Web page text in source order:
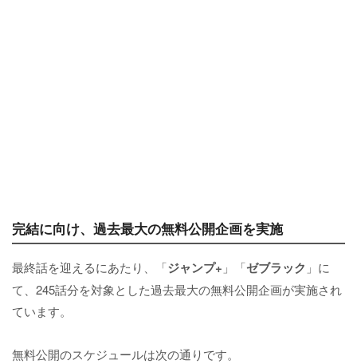
完結に向け、過去最大の無料公開企画を実施
最終話を迎えるにあたり、「ジャンプ+ 」「ゼブラック 」に
て、245話分を対象とした過去最大の無料公開企画が実施され
ています。
無料公開のスケジュールは次の通りです。